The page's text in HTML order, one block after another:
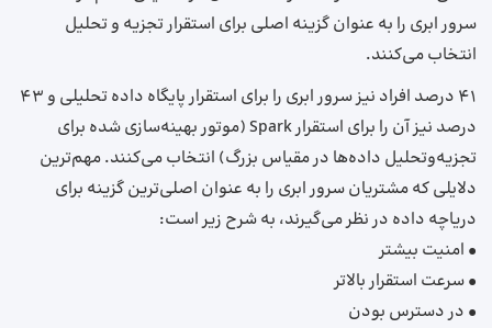
سرور ابری را به عنوان گزینه اصلی برای استقرار تجزیه‌ و تحلیل
انتخاب می‌کنند.
۴۱ درصد افراد نیز سرور ابری را برای استقرار پایگاه داده تحلیلی و ۴۳
درصد نیز آن را برای استقرار Spark (موتور بهینه‌سازی شده برای
تجزیه‌وتحلیل داده‌ها در مقیاس بزرگ) انتخاب می‌کنند. مهم‌ترین
دلایلی که مشتریان سرور ابری را به عنوان اصلی‌ترین گزینه برای
دریاچه داده در نظر می‌گیرند، به شرح زیر است:
• امنیت بیشتر
• سرعت استقرار بالاتر
• در دسترس بودن